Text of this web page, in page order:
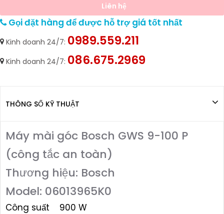
Liên hệ
Gọi đặt hàng để được hỗ trợ giá tốt nhất
Kinh doanh 24/7: 0989.559.211
Kinh doanh 24/7: 086.675.2969
THÔNG SỐ KỸ THUẬT
Máy mài góc Bosch GWS 9-100 P
(công tắc an toàn)
Thương hiệu: Bosch
Model: 06013965K0
Công suất 900 W